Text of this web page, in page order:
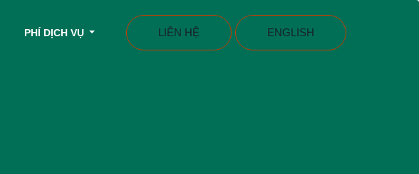
PHÍ DỊCH VỤ LIÊN HỆ ENGLISH